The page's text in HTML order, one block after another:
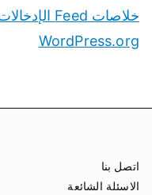
خلاصات Feed الإدخالات
WordPress.org
اتصل بنا
الاسئلة الشائعة